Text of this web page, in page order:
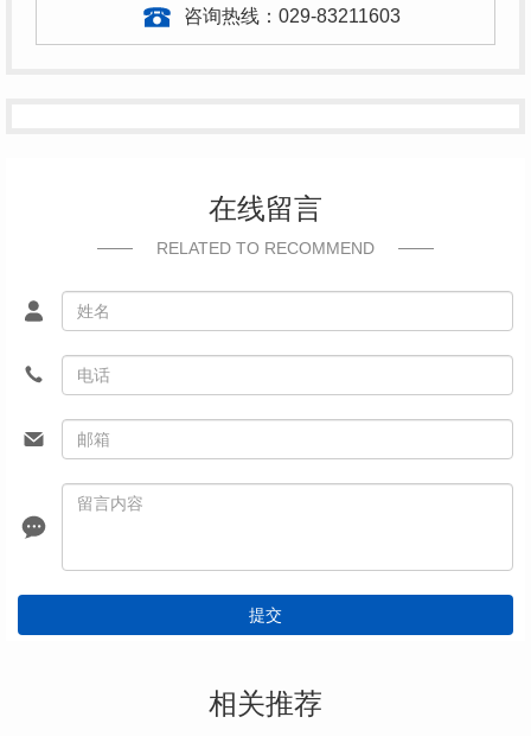
咨询热线： 029-83211603
在线留言
RELATED TO RECOMMEND
提交
相关推荐